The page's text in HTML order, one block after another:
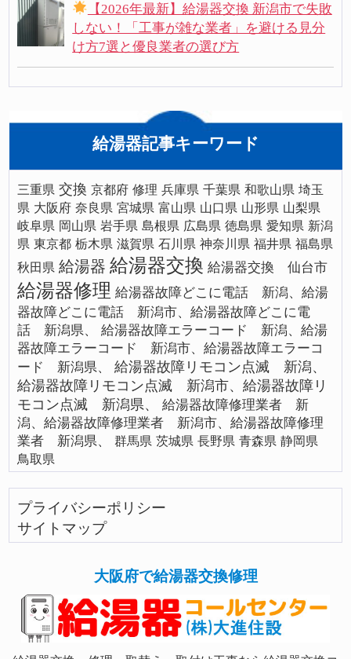
【2026年最新】給湯器交換 新潟市で失敗
しない！「工事が雑な業者」を避ける見分
け方7選と優良業者の選び方
給湯器記事キーワード
三重県 交換 京都府 修理 兵庫県 千葉県 和歌山県 埼玉
県 大阪府 奈良県 宮城県 富山県 山口県 山形県 山梨県
岐阜県 岡山県 岩手県 島根県 広島県 徳島県 愛知県 新潟
県 東京都 栃木県 滋賀県 石川県 神奈川県 福井県 福島県
秋田県 給湯器 給湯器交換 給湯器交換 仙台市
給湯器修理 給湯器故障どこに電話 新潟、給湯
器故障どこに電話 新潟市、給湯器故障どこに電
話 新潟県、
給湯器故障エラーコード 新潟、給湯
器故障エラーコード 新潟市、給湯器故障エラーコ
ード 新潟県、
給湯器故障リモコン点滅 新潟、
給湯器故障リモコン点滅 新潟市、給湯器故障リ
モコン点滅 新潟県、
給湯器故障修理業者 新
潟、給湯器故障修理業者 新潟市、給湯器故障修理
業者 新潟県、
群馬県 茨城県 長野県 青森県 静岡県
鳥取県
プライバシーポリシー
サイトマップ
大阪府で給湯器交換修理